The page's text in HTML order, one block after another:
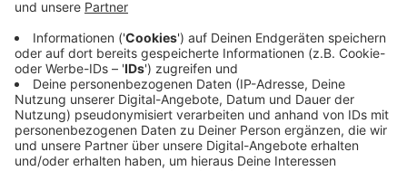
Spätsorten reif geworden. Sogenannte tropische
Nächte, in denen die Temperaturen nicht unter 20
Grad sinken, beschleunigen den Reifeprozess.
Veröffentlicht: Donnerstag, 24.06.2021 05:56
Anzeige